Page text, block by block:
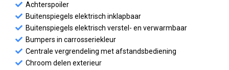
Achterspoiler
Buitenspiegels elektrisch inklapbaar
Buitenspiegels elektrisch verstel- en verwarmbaar
Bumpers in carrosseriekleur
Centrale vergrendeling met afstandsbediening
Chroom delen exterieur